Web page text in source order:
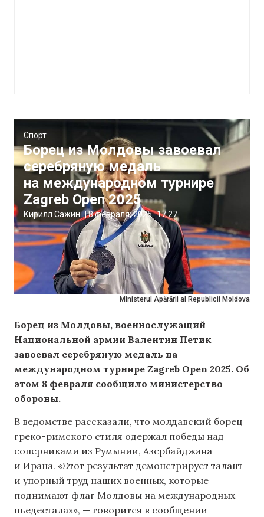
Ministerul Apărării al Republicii Moldova
Спорт
Борец из Молдовы завоевал
серебряную медаль
на международном турнире
Zagreb Open 2025
Кирилл Сажин |8 февраля, 2025 17:27
Борец из Молдовы, военнослужащий
Национальной армии Валентин Петик
завоевал серебряную медаль на
международном турнире Zagreb Open 2025. Об
этом 8 февраля сообщило министерство
обороны.
В ведомстве рассказали, что молдавский борец
греко-римского стиля одержал победы над
соперниками из Румынии, Азербайджана
и Ирана. «Этот результат демонстрирует талант
и упорный труд наших военных, которые
поднимают флаг Молдовы на международных
пьедесталах», — говорится в сообщении